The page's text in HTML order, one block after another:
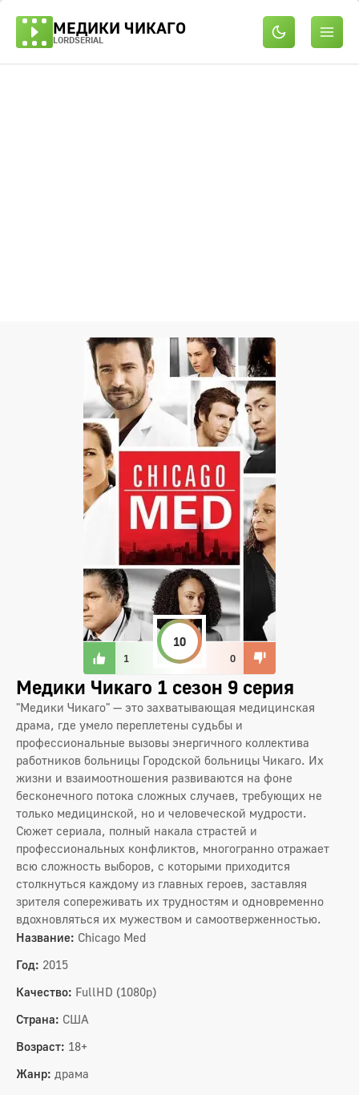
МЕДИКИ ЧИКАГО
LORDSERIAL
1
10
0
Медики Чикаго 1 сезон 9 серия
"Медики Чикаго" — это захватывающая медицинская
драма, где умело переплетены судьбы и
профессиональные вызовы энергичного коллектива
работников больницы Городской больницы Чикаго. Их
жизни и взаимоотношения развиваются на фоне
бесконечного потока сложных случаев, требующих не
только медицинской, но и человеческой мудрости.
Сюжет сериала, полный накала страстей и
профессиональных конфликтов, многогранно отражает
всю сложность выборов, с которыми приходится
столкнуться каждому из главных героев, заставляя
зрителя сопереживать их трудностям и одновременно
вдохновляться их мужеством и самоотверженностью.
Название: Chicago Med
Год: 2015
Качество: FullHD (1080p)
Страна: США
Возраст: 18+
Жанр: драма